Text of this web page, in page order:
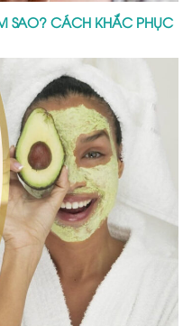
SAO? CÁCH KHẮC PHỤC